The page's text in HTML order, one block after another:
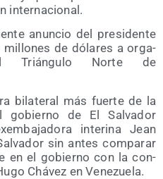
internacional.
anun­cio del pre­si­den­te
millo­nes de dóla­res a orga­
Trián­gu­lo Nor­te de
bila­te­ral más fuer­te de la
gobierno de El Sal­va­dor
inte­ri­na Jean
sin antes com­pa­rar
en el gobierno con la con­
Chá­vez en Venezuela.